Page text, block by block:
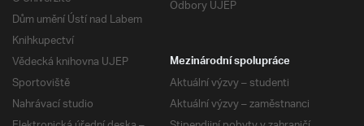
Odbory UJEP
Dům umění Ústí nad Labem
Knihkupectví
Vědecká knihovna UJEP
Sportoviště
Nahrávací studio
Mezinárodní spolupráce
Aktuální výzvy – studenti
Aktuální výzvy – zaměstnanci